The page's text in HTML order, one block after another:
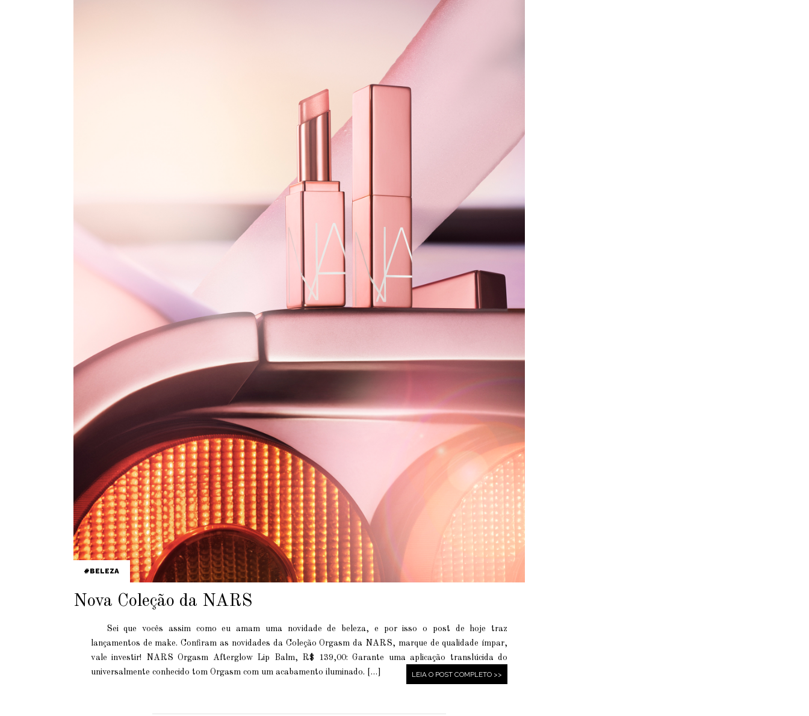
BELEZA
Nova Coleção da NARS
Sei que vocês assim como eu amam uma novidade de beleza, e por isso o post de hoje traz
lançamentos de make. Confiram as novidades da Coleção Orgasm da NARS, marque de qualidade ímpar,
vale investir! NARS Orgasm Afterglow Lip Balm, R$ 139,00: Garante uma aplicação translúcida do
universalmente conhecido tom Orgasm com um acabamento iluminado. […]
LEIA O POST COMPLETO >>